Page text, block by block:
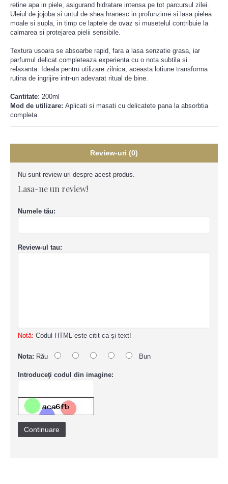
retine apa in piele, asigurand hidratare intensa pe tot parcursul zilei.
Uleiul de jojoba si untul de shea hranesc in profunzime si lasa pielea
moale si supla, in timp ce laptele de ovaz si musetelul contribuie la
calmarea si protejarea pielii sensibile.
Textura usoara se absoarbe rapid, fara a lasa senzatie grasa, iar
parfumul delicat completeaza experienta cu o nota subtila si
relaxanta. Ideala pentru utilizare zilnica, aceasta lotiune transforma
rutina de ingrijire intr-un adevarat ritual de bine.
Cantitate: 200ml
Mod de utilizare: Aplicati si masati cu delicatete pana la absorbtia
completa.
Review-uri (0)
Nu sunt review-uri despre acest produs.
Lasa-ne un review!
Numele tău:
Review-ul tau:
Notă: Codul HTML este citit ca şi text!
Nota: Rău Bun
Introduceţi codul din imagine:
Continuare